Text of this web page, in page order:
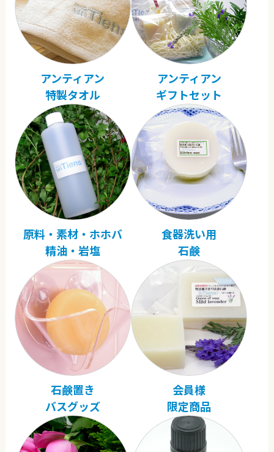
アンティアン
特製タオル
アンティアン
ギフトセット
原料・素材・ホホバ
精油・岩塩
食器洗い用
石鹸
石鹸置き
バスグッズ
会員様
限定商品